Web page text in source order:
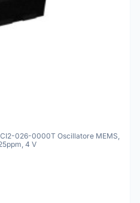
026-0000T Oscillatore MEMS,
4 V